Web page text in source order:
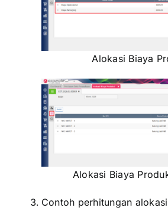
Alokasi Biaya
Alokasi Biaya
Contoh perhitungan